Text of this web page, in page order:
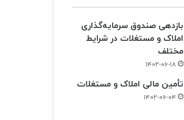
بازدهی صندوق سرمایه‌گذاری
املاک و مستغلات در شرایط
مختلف
۱۴۰۲-۰۶-۱۸
تأمین مالی املاک و مستغلات
۱۴۰۲-۰۶-۰۴